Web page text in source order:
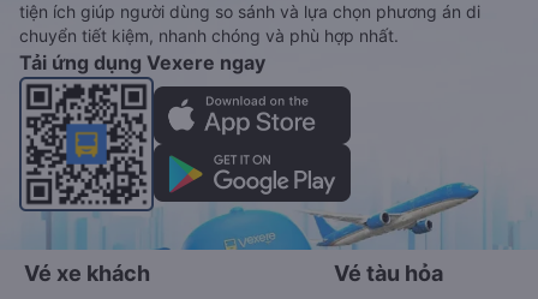
tiện ích giúp người dùng so sánh và lựa chọn phương án di
chuyển tiết kiệm, nhanh chóng và phù hợp nhất.
Tải ứng dụng Vexere ngay
Vé xe khách Vé tàu hỏa